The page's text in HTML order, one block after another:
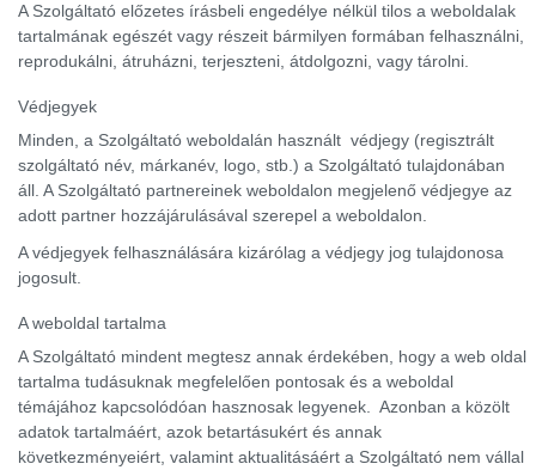
A Szolgáltató előzetes írásbeli engedélye nélkül tilos a weboldalak
tartalmának egészét vagy részeit bármilyen formában felhasználni,
reprodukálni, átruházni, terjeszteni, átdolgozni, vagy tárolni.
Védjegyek
Minden, a Szolgáltató weboldalán használt védjegy (regisztrált
szolgáltató név, márkanév, logo, stb.) a Szolgáltató tulajdonában
áll. A Szolgáltató partnereinek weboldalon megjelenő védjegye az
adott partner hozzájárulásával szerepel a weboldalon.
A védjegyek felhasználására kizárólag a védjegy jog tulajdonosa
jogosult.
A weboldal tartalma
A Szolgáltató mindent megtesz annak érdekében, hogy a web oldal
tartalma tudásuknak megfelelően pontosak és a weboldal
témájához kapcsolódóan hasznosak legyenek. Azonban a közölt
adatok tartalmáért, azok betartásukért és annak
következményeiért, valamint aktualitásáért a Szolgáltató nem vállal